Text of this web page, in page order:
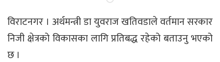
विराटनगर । अर्थमन्त्री डा युवराज खतिवडाले वर्तमान सरकार
निजी क्षेत्रको विकासका लागि प्रतिबद्ध रहेको बताउनु भएको
छ ।